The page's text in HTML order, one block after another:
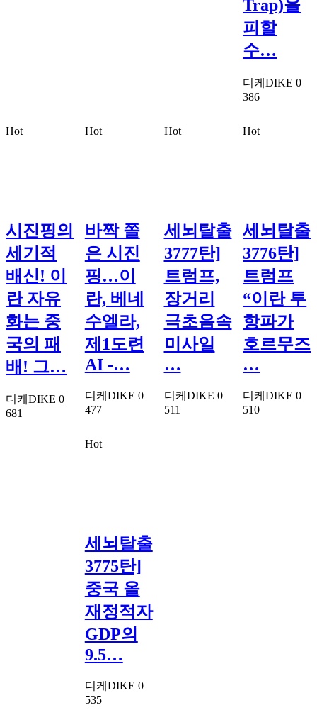
Trap)을
피할
수…
디케DIKE 0
386
Hot
시진핑의
세기적
배신! 이
란 자유
화는 중
국의 패
배! 그…
디케DIKE 0
681
Hot
바짝 쫄
은 시진
핑…이
란, 베네
수엘라,
제1도련
AI -…
디케DIKE 0
477
Hot
세뇌탈출
3777탄]
트럼프,
장거리
극초음속
미사일
…
디케DIKE 0
511
Hot
세뇌탈출
3776탄]
트럼프
“이란 투
항파가
호르무즈
…
디케DIKE 0
510
Hot
세뇌탈출
3775탄]
중국 올
재정적자
GDP의
9.5…
디케DIKE 0
535